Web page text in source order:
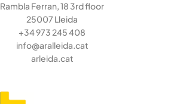
Rambla Ferran, 18 3rd floor
25007 Lleida
+34 973 245 408
info@aralleida.cat
arleida.cat